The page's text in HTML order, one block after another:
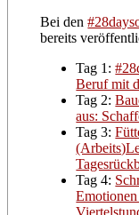
Bei den
bereits
Tag 1:
Beruf mit
Tag 2:
aus:
Tag 3:
Tag 4: